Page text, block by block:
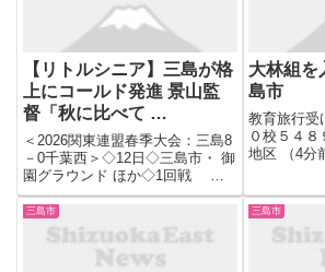
【リトルシニア】三島が格
上にコールド発進 景山監
督「秋に比べて …
＜2026関東連盟春季大会：三島8
－0千葉西＞◇12日◇三島市・ 御
園グラウンド ほか◇1回戦 中
学硬式野球リトルシニア関東連盟
の 春季関東大会 が開幕した。静
岡ブロックから出場の4チームの
うち、1回戦に 小笠浜岡シニア
と三島シニアが登...
大林組
島市
教育旅行受
０校５４
地区 （4分
みさ江さん
彰―伊東明
ジネスパ
三島市 三島市